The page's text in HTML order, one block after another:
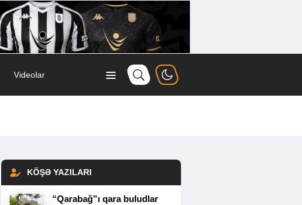
Videolar
KÖŞƏ YAZILARI
“Qarabağ”ı qara buludlar